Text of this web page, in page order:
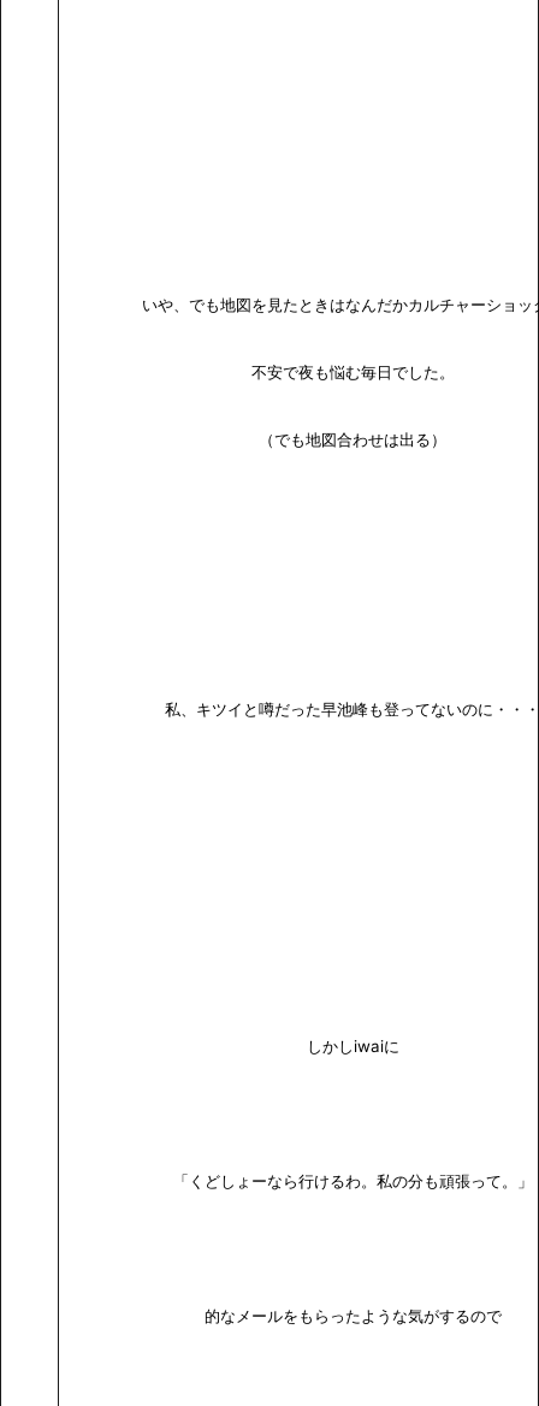
いや、でも地図を見たときはなんだかカルチャーショッ
不安で夜も悩む毎日でした。
（でも地図合わせは出る）
私、キツイと噂だった早池峰も登ってないのに・・・
しかしiwaiに
「くどしょーなら行けるわ。私の分も頑張って。」
的なメールをもらったような気がするので